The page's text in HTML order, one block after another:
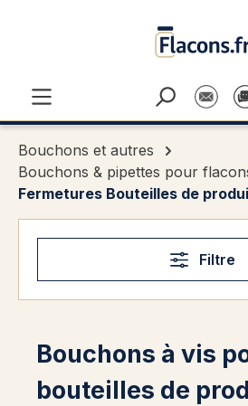
Bouchons et autres
Bouchons & pipettes pour
Fermetures Bouteilles de
Filtre
Bouchons à vis
bouteilles de